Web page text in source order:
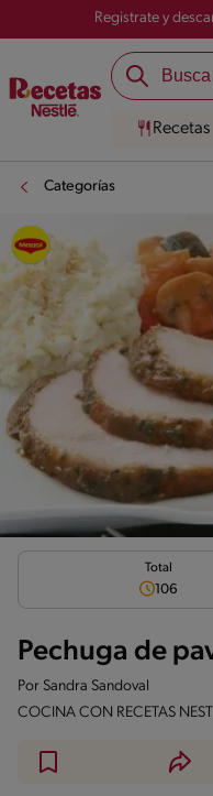
Registrate y
Recetas
Categorías
Total
106
Pechuga de
Por Sandra Sandoval
COCINA CON RECETAS